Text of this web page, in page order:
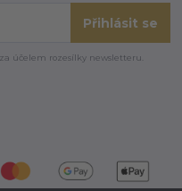
Přihlásit se
za účelem rozesílky newsletteru.